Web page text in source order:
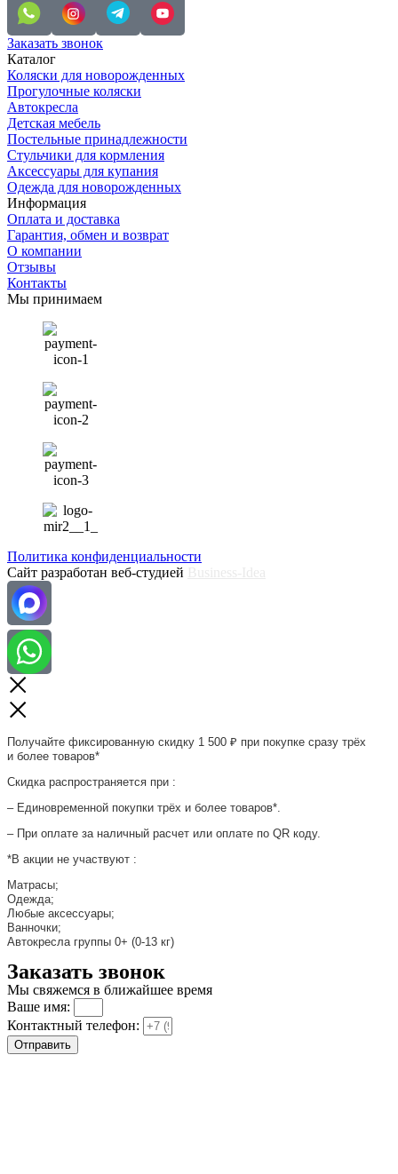
Заказать звонок
Каталог
Коляски для новорожденных
Прогулочные коляски
Автокресла
Детская мебель
Постельные принадлежности
Стульчики для кормления
Аксессуары для купания
Одежда для новорожденных
Информация
Оплата и доставка
Гарантия, обмен и возврат
О компании
Отзывы
Контакты
Мы принимаем
Политика конфиденциальности
Сайт разработан веб-студией
Получайте фиксированную скидку 1 500 ₽ при покупке сразу трёх
и более товаров*
Скидка распространяется при :
– Единовременной покупки трёх и более товаров*.
– При оплате за наличный расчет или оплате по QR коду.
*В акции не участвуют :
Матрасы;
Одежда;
Любые аксессуары;
Ванночки;
Автокресла группы 0+ (0-13 кг)
Заказать звонок
Мы свяжемся в ближайшее время
Ваше имя:
Контактный телефон:
Отправить